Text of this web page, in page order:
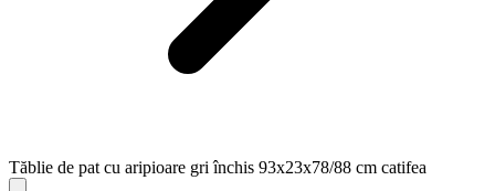
Tăblie de pat cu aripioare gri închis 93x23x78/88 cm catifea